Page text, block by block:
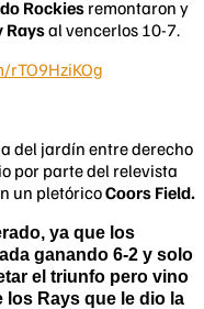
Rockies remontaron y
Raysal vencerlos 10-7.
rTO9HziKOg
del jardín entre derecho
por parte del relevista
un pletóricoCoors Field.
ya que los
ganando 6-2 y solo
el triunfo pero vino
los Rays que le dio la